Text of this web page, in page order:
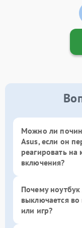
Можно ли
Asus, если он
реагировать на
включения?
Почему
выключается
или игр?